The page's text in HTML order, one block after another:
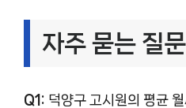
자주 묻는 질문
Q1: 덕양구 고시원의 평균